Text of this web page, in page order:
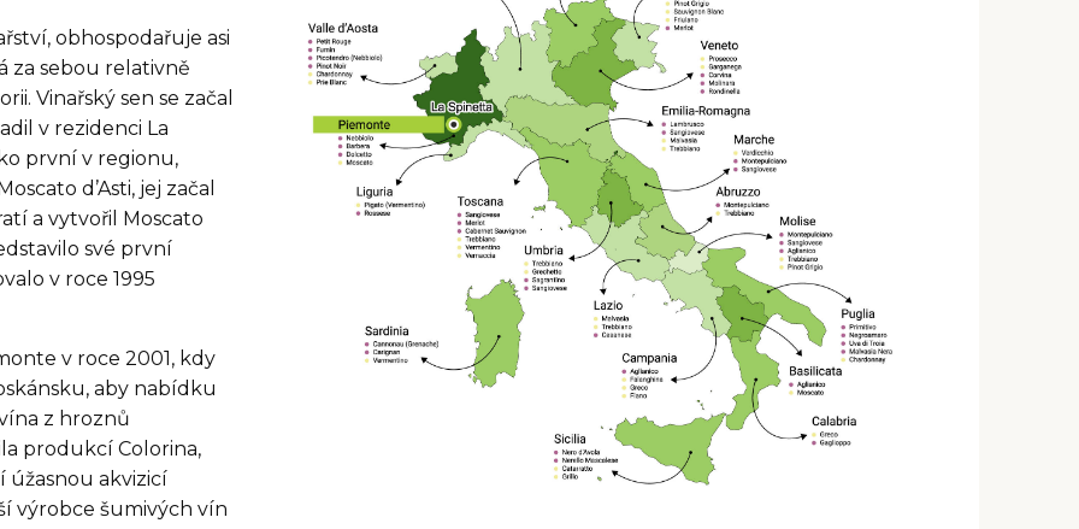
obhospodařuje asi
za sebou relativně
Vinařský sen se začal
v rezidenci La
první v regionu,
d’Asti, jej začal
a vytvořil Moscato
své první
v roce 1995
v roce 2001, kdy
aby nabídku
z hroznů
produkcí Colorina,
úžasnou akvizicí
výrobce šumivých vín